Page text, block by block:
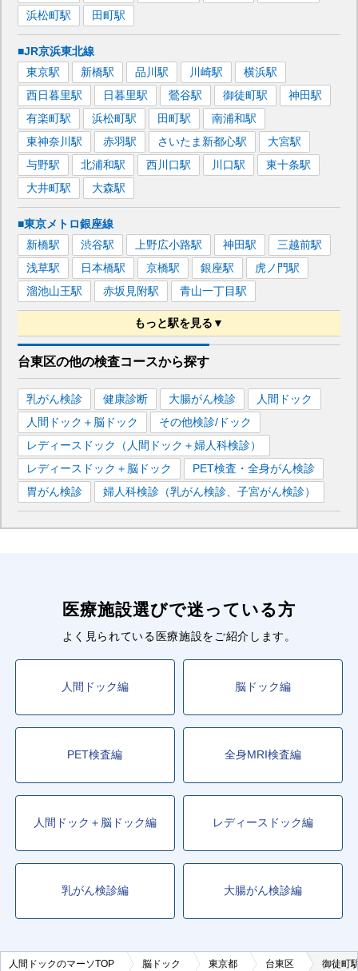
浜松町駅 田町駅
■JR京浜東北線
東京駅 新橋駅 品川駅 川崎駅 横浜駅
西日暮里駅 日暮里駅 鶯谷駅 御徒町駅 神田駅
有楽町駅 浜松町駅 田町駅 南浦和駅
東神奈川駅 赤羽駅 さいたま新都心駅 大宮駅
与野駅 北浦和駅 西川口駅 川口駅 東十条駅
大井町駅 大森駅
■東京メトロ銀座線
新橋駅 渋谷駅 上野広小路駅 神田駅 三越前駅
浅草駅 日本橋駅 京橋駅 銀座駅 虎ノ門駅
溜池山王駅 赤坂見附駅 青山一丁目駅
もっと駅を見る▼
■東京メトロ日比谷線
恵比寿駅 仲御徒町駅 南千住駅 八丁堀駅
中目黒駅 銀座駅 虎ノ門ヒルズ駅 霞ケ関 駅
人形町 駅 神谷町 駅 六本木駅
■都営大江戸線
新宿駅 上野御徒町駅 飯田橋駅 両国駅 練馬駅
青山一丁目駅 六本木駅 麻布十番駅 東新宿駅
都庁前駅 新宿西口駅 若松河田駅 春日駅
台東区の他の検査コースから探す
乳がん検診 健康診断 大腸がん検診
人間ドック
人間ドック＋脳ドック
その他検診/ドック
レディースドック（人間ドック＋婦人科検診）
レディースドック＋脳ドック
PET検査・全身がん検診
胃がん検診
婦人科検診（乳がん検診、子宮がん検診）
医療施設選びで迷っている方
よく見られている医療施設をご紹介します。
人間ドック編 脳ドック編
PET検査編 全身MRI検査編
人間ドック＋脳ドック編 レディースドック編
乳がん検診編 大腸がん検診編
人間ドックのマーソTOP 脳ドック 東京都 台東区 御徒町